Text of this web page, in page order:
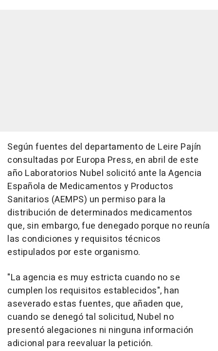
Según fuentes del departamento de Leire Pajín
consultadas por Europa Press, en abril de este
año Laboratorios Nubel solicitó ante la Agencia
Española de Medicamentos y Productos
Sanitarios (AEMPS) un permiso para la
distribución de determinados medicamentos
que, sin embargo, fue denegado porque no reunía
las condiciones y requisitos técnicos
estipulados por este organismo.
"La agencia es muy estricta cuando no se
cumplen los requisitos establecidos", han
aseverado estas fuentes, que añaden que,
cuando se denegó tal solicitud, Nubel no
presentó alegaciones ni ninguna información
adicional para reevaluar la petición.